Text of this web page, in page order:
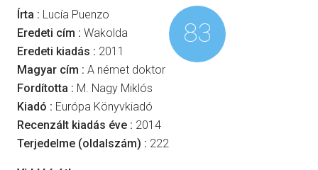
Írta : Lucía Puenzo
Eredeti cím : Wakolda
Eredeti kiadás : 2011
Magyar cím : A német doktor
Fordította : M. Nagy Miklós
Kiadó : Európa Könyvkiadó
Recenzált kiadás éve : 2014
Terjedelme (oldalszám) : 222
83